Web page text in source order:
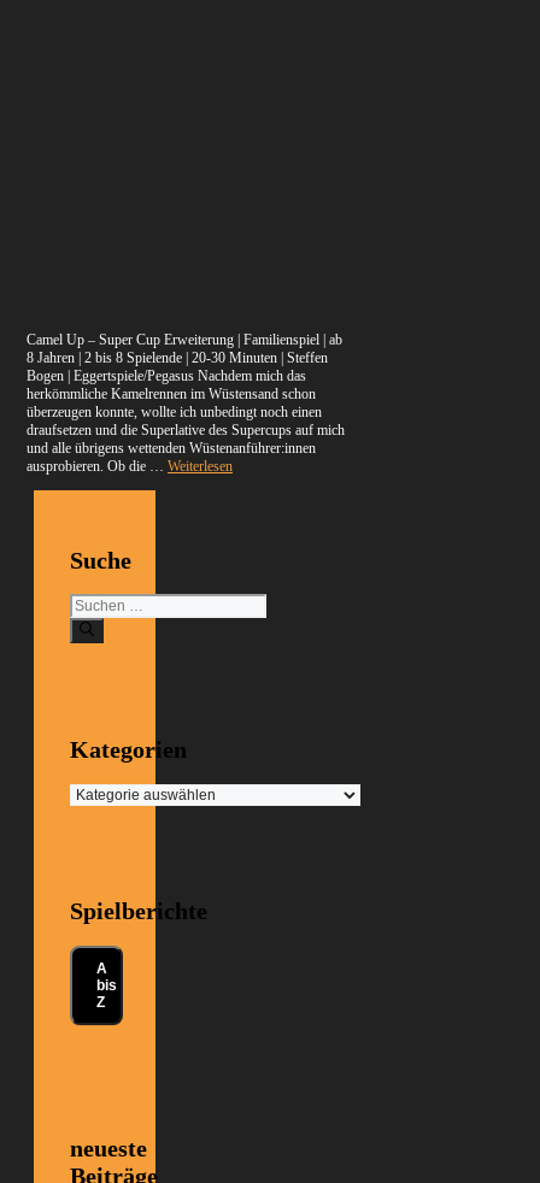
Camel Up – Super Cup Erweiterung | Familienspiel | ab
8 Jahren | 2 bis 8 Spielende | 20-30 Minuten | Steffen
Bogen | Eggertspiele/Pegasus Nachdem mich das
herkömmliche Kamelrennen im Wüstensand schon
überzeugen konnte, wollte ich unbedingt noch einen
draufsetzen und die Superlative des Supercups auf mich
und alle übrigens wettenden Wüstenanführer:innen
ausprobieren. Ob die …Weiterlesen
Suche
Suchen
nach:
Kategorien
Kategorien
Spielberichte
A
bis
Z
neueste
Beiträge